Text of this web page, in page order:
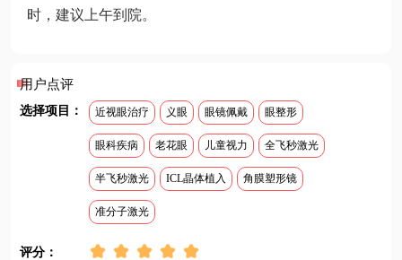
时，建议上午到院。
用户点评
选择项目： 近视眼治疗 义眼 眼镜佩戴 眼整形
眼科疾病 老花眼 儿童视力 全飞秒激光
半飞秒激光 ICL晶体植入 角膜塑形镜
准分子激光
评分：